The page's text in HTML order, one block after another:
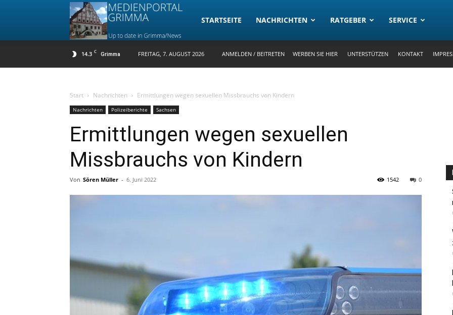
Medienportal
STARTSEITE NACHRICHTEN RATGEBER SERVICE
14.3 C Grimma FREITAG, 7. AUGUST 2026 ANMELDEN / BEITRETEN WERBEN SIE HIER UNTERSTÜTZEN KONTAKT
Start Nachrichten Ermittlungen wegen sexuellen Missbrauchs von Kindern
Nachrichten Polizeiberichte Sachsen
Ermittlungen wegen sexuellen
Missbrauchs von Kindern
Von Sören Müller - 6. Juni 2022 0
1542